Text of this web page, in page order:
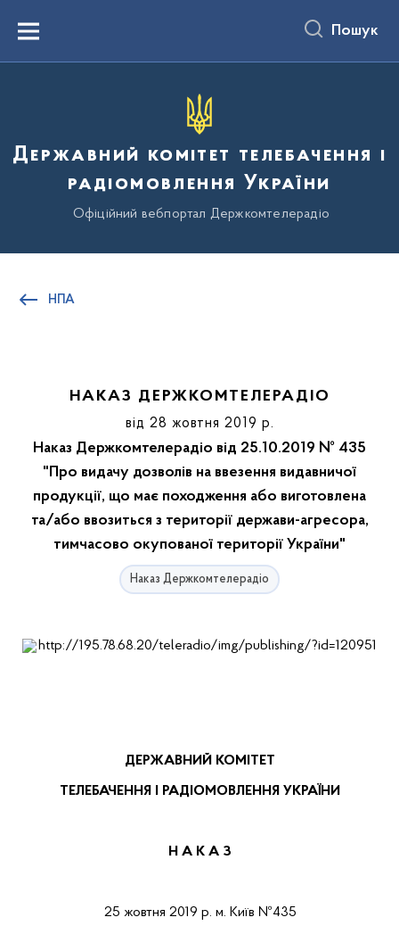
вмістуMenu Пошук
Державний комітет телебачення і
радіомовлення України
Офіційний вебпортал Держкомтелерадіо
НПА
НАКАЗ ДЕРЖКОМТЕЛЕРАДІО
від 28 жовтня 2019 р.
Наказ Держкомтелерадіо від 25.10.2019 № 435
"Про видачу дозволів на ввезення видавничої
продукції, що має походження або виготовлена
та/або ввозиться з території держави-агресора,
тимчасово окупованої території України"
Наказ Держкомтелерадіо
ДЕРЖАВНИЙ КОМІТЕТ
ТЕЛЕБАЧЕННЯ І РАДІОМОВЛЕННЯ УКРАЇНИ
Н А К А З
25 жовтня 2019 р. м. Київ №435